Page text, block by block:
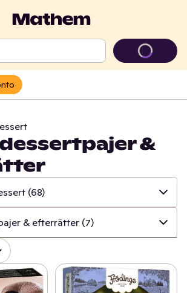
&
(68)
& korv
& efterrätter (7)